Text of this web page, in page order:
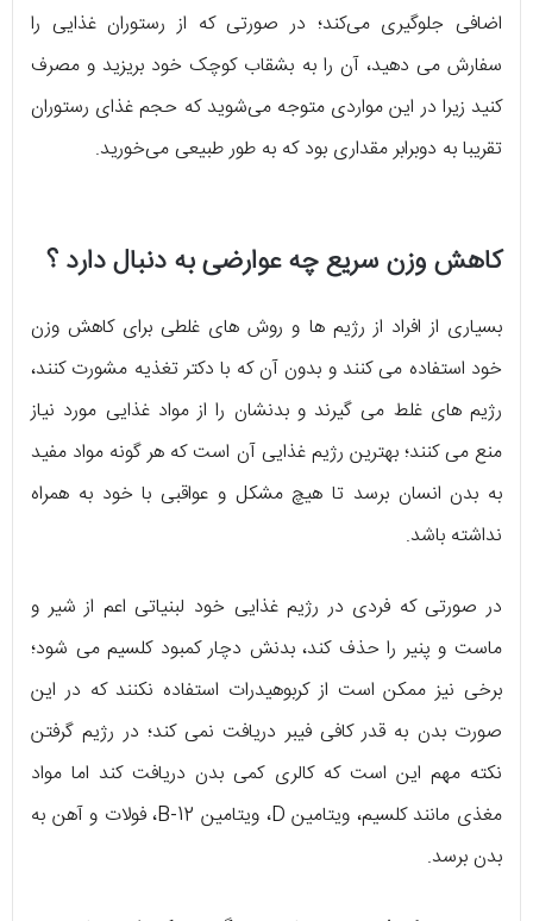
اضافی جلوگیری می‌کند؛ در صورتی که از رستوران غذایی را
سفارش می دهید، آن را به بشقاب کوچک خود بریزید و مصرف
کنید زیرا در این مواردی متوجه می‌شوید که حجم غذای رستوران
تقریبا به دوبرابر مقداری بود که به طور طبیعی می‌خورید.
کاهش وزن سریع چه عوارضی به دنبال دارد ؟
بسیاری از افراد از رژیم ها و روش های غلطی برای کاهش وزن
خود استفاده می کنند و بدون آن که با دکتر تغذیه مشورت کنند،
رژیم های غلط می گیرند و بدنشان را از مواد غذایی مورد نیاز
منع می کنند؛ بهترین رژیم غذایی آن است که هر گونه مواد مفید
به بدن انسان برسد تا هیچ مشکل و عواقبی با خود به همراه
نداشته باشد.
در صورتی که فردی در رژیم غذایی خود لبنیاتی اعم از شیر و
ماست و پنیر را حذف کند، بدنش دچار کمبود کلسیم می شود؛
برخی نیز ممکن است از کربوهیدرات استفاده نکنند که در این
صورت بدن به قدر کافی فیبر دریافت نمی کند؛ در رژیم گرفتن
نکته مهم این است که کالری کمی بدن دریافت کند اما مواد
مغذی مانند کلسیم، ویتامین D، ویتامین B-12، فولات و آهن به
بدن برسد.